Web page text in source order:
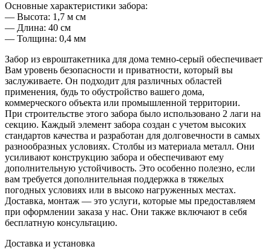
Основные характеристики забора:
— Высота: 1,7 м см
— Длина: 40 см
— Толщина: 0,4 мм
Забор из евроштакетника для дома темно-серый обеспечивает
Вам уровень безопасности и приватности, который вы
заслуживаете. Он подходит для различных областей
применения, будь то обустройство вашего дома,
коммерческого объекта или промышленной территории.
При строительстве этого забора было использовано 2 лаги на
секцию. Каждый элемент забора создан с учетом высоких
стандартов качества и разработан для долговечности в самых
разнообразных условиях. Столбы из материала металл. Они
усиливают конструкцию забора и обеспечивают ему
дополнительную устойчивость. Это особенно полезно, если
вам требуется дополнительная поддержка в тяжелых
погодных условиях или в высоко нагруженных местах.
Доставка, монтаж — это услуги, которые мы предоставляем
при оформлении заказа у нас. Они также включают в себя
бесплатную консультацию.
Доставка и установка